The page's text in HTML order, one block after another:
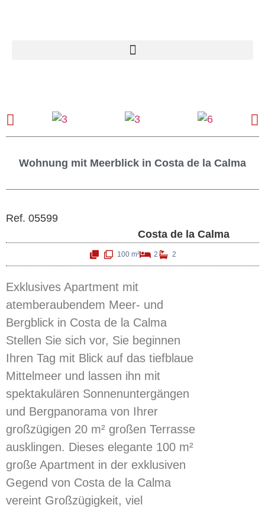
Wohnung mit Meerblick in Costa de la Calma
Ref. 05599
Costa de la Calma
100 m² 2 2
Exklusives Apartment mit
atemberaubendem Meer- und
Bergblick in Costa de la Calma
Stellen Sie sich vor, Sie beginnen
Ihren Tag mit Blick auf das tiefblaue
Mittelmeer und lassen ihn mit
spektakulären Sonnenuntergängen
und Bergpanorama von Ihrer
großzügigen 20 m² großen Terrasse
ausklingen. Dieses elegante 100 m²
große Apartment in der exklusiven
Gegend von Costa de la Calma
vereint Großzügigkeit, viel